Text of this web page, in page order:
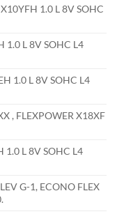
1.0 L 8V SOHC
1.0 L 8V SOHC L4
1.0 L 8V SOHC L4
, FLEXPOWER X18XF
1.0 L 8V SOHC L4
G-1, ECONO FLEX